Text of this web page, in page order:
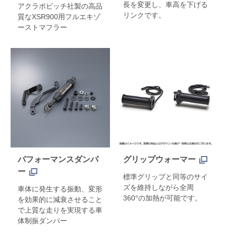
アクラポビッチ社製の高品
質なXSR900用フルエキゾ
ーストマフラー
長を変更し、車高を下げる
リンクです。
パフォーマンスダンパ
ー
車体に発生する振動、変形
を効果的に減衰させること
で上質な走りを実現する車
体制振ダンパー
グリップウォーマー
標準グリップと同等のサイ
ズを維持しながら全周
360°の加熱が可能です。